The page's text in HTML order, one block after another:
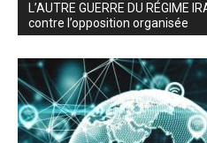
L’AUTRE GUERRE DU RÉGIME
contre l’opposition organisée